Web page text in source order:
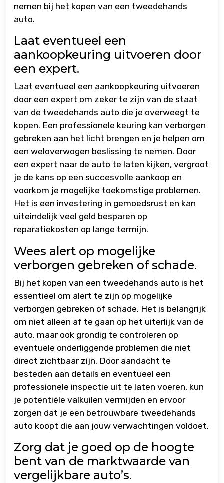
nemen bij het kopen van een tweedehands
auto.
Laat eventueel een
aankoopkeuring uitvoeren door
een expert.
Laat eventueel een aankoopkeuring uitvoeren
door een expert om zeker te zijn van de staat
van de tweedehands auto die je overweegt te
kopen. Een professionele keuring kan verborgen
gebreken aan het licht brengen en je helpen om
een weloverwogen beslissing te nemen. Door
een expert naar de auto te laten kijken, vergroot
je de kans op een succesvolle aankoop en
voorkom je mogelijke toekomstige problemen.
Het is een investering in gemoedsrust en kan
uiteindelijk veel geld besparen op
reparatiekosten op lange termijn.
Wees alert op mogelijke
verborgen gebreken of schade.
Bij het kopen van een tweedehands auto is het
essentieel om alert te zijn op mogelijke
verborgen gebreken of schade. Het is belangrijk
om niet alleen af te gaan op het uiterlijk van de
auto, maar ook grondig te controleren op
eventuele onderliggende problemen die niet
direct zichtbaar zijn. Door aandacht te
besteden aan details en eventueel een
professionele inspectie uit te laten voeren, kun
je potentiële valkuilen vermijden en ervoor
zorgen dat je een betrouwbare tweedehands
auto koopt die aan jouw verwachtingen voldoet.
Zorg dat je goed op de hoogte
bent van de marktwaarde van
vergelijkbare auto’s.